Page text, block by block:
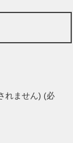
れません) (必